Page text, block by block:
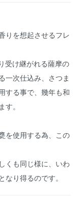
りを想起させるフレ
受け継がれる薩摩の
一次仕込み、さつま
する事で、幾年も和
。
を使用する為、この
くも同じ様に、いわ
り得るのです。